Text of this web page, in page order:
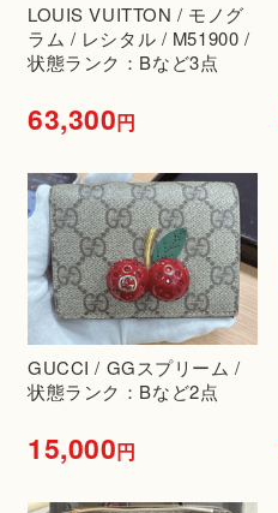
LOUIS VUITTON / モノグ
ラム / レシタル / M51900 /
状態ランク：Bなど3点
63,300円
GUCCI / GGスプリーム /
状態ランク：Bなど2点
15,000円